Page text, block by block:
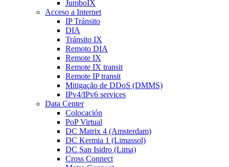
JumboIX
Acceso a Internet
IP Tránsito
DIA
Tránsito IX
Remoto DIA
Remote IX
Remote IX transit
Remote IP transit
Mitigação de DDoS (DMMS)
IPv4/IPv6 services
Data Center
Colocación
PoP Virtual
DC Matrix 4 (Amsterdam)
DC Kermia 1 (Limassol)
DC San Isidro (Lima)
Cross Connect